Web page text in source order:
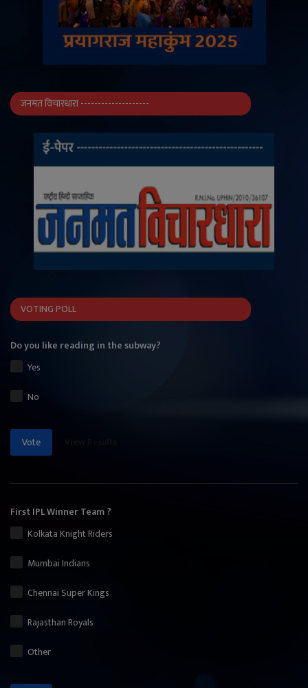
जनमत विचारधारा --------------------
VOTING POLL
Do you like reading in the subway?
Yes
No
Vote
First IPL Winner Team ?
Kolkata Knight Riders
Mumbai Indians
Chennai Super Kings
Rajasthan Royals
Other